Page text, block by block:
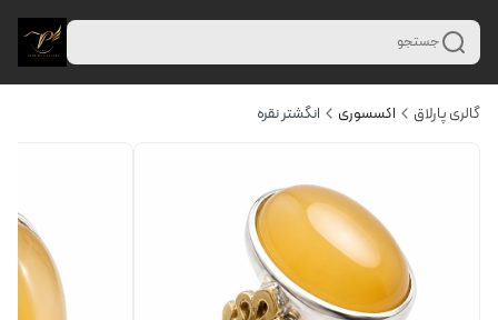
جستجو
گالری پارلاق اکسسوری انگشتر نقره